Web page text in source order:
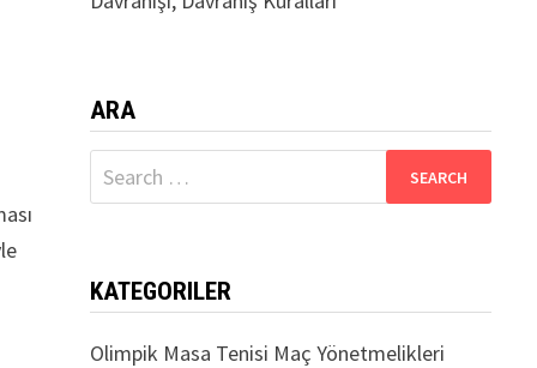
ARA
Search
for:
KATEGORILER
Olimpik Masa Tenisi Maç Yönetmelikleri